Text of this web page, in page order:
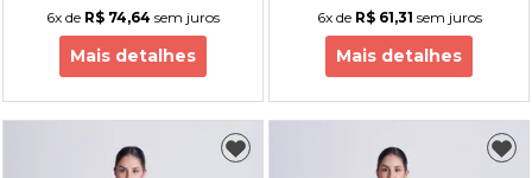
6x de R$ 74,64 sem juros
Mais detalhes
6xde R$ 61,31 sem juros
Mais detalhes